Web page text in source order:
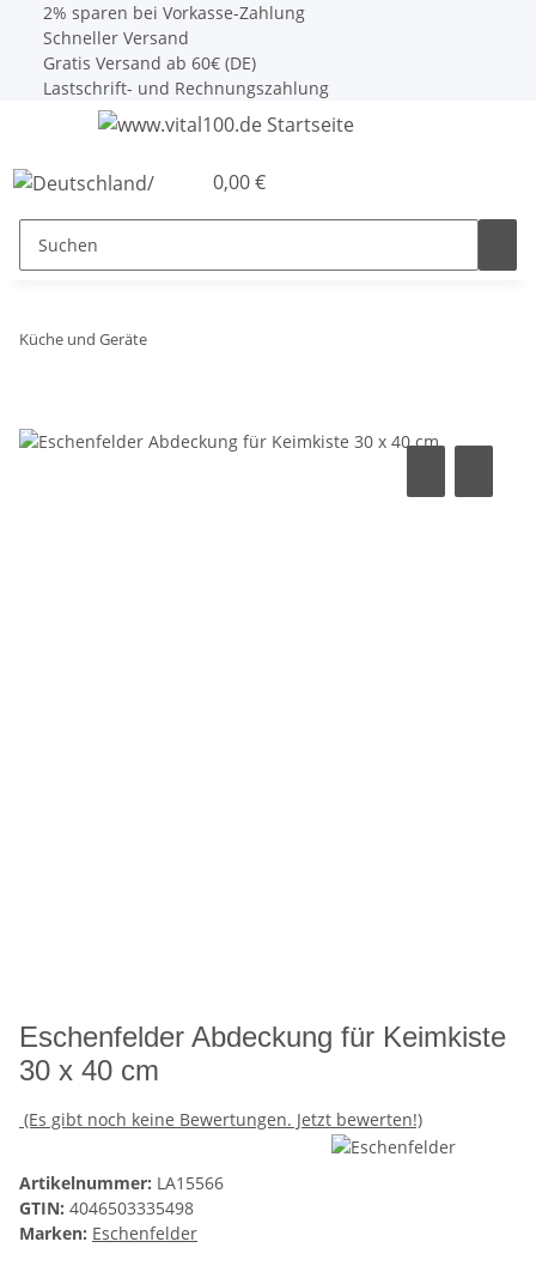
2% sparen bei Vorkasse-Zahlung
Schneller Versand
Gratis Versand ab 60€ (DE)
Lastschrift- und Rechnungszahlung
0,00 €
Küche und Geräte
Eschenfelder Abdeckung für Keimkiste
30 x 40 cm
(Es gibt noch keine Bewertungen. Jetzt bewerten!)
Artikelnummer: LA15566
GTIN: 4046503335498
Marken: Eschenfelder